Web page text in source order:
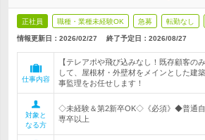
正社員 職種・業種未経験OK 急募 転勤なし
情報更新日：2026/02/27 終了予定日： 2026/08/27
仕事内容
【テレアポや飛び込みなし！既存顧客の
して、屋根材・外壁材をメインとした建
事監理をお任せします！
対象と
なる方
◇未経験＆第2新卒OK◇《必須》◆普通
専卒以上